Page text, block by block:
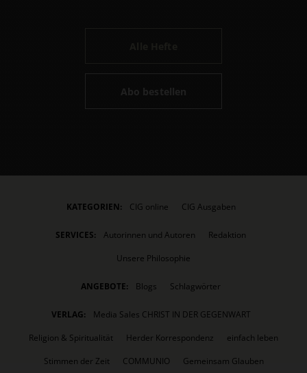
Abo bestellen
KATEGORIEN: CIG online CIG Ausgaben
SERVICES: Autorinnen und Autoren
Redaktion
Unsere Philosophie
ANGEBOTE: Blogs Schlagwörter
VERLAG:
Media Sales CHRIST IN DER GEGENWART
Religion & Spiritualität
Herder Korrespondenz
einfach leben
Stimmen der Zeit
COMMUNIO
Gemeinsam Glauben